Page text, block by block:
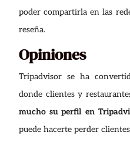
poder compartirla en las
reseña.
Opiniones
Tripadvisor se ha
donde clientes y
mucho su perfil en
puede hacerte perder